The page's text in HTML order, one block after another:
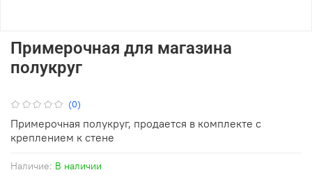
(0)
Наличие: В наличии
Примерочная для магазина
полукруг
Примерочная полукруг, продается в комплекте с
креплением к стене